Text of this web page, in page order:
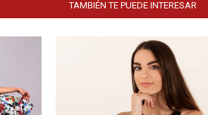
TAMBIÉN TE PUEDE INTERESAR